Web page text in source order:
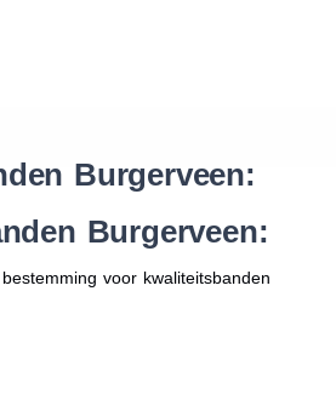
Burgerveen:
Burgerveen:
voor kwaliteitsbanden